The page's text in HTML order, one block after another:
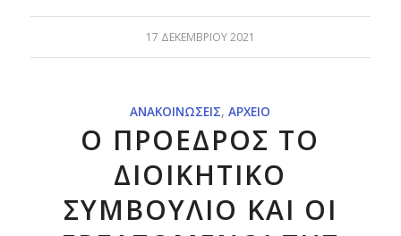
17 ΔΕΚΕΜΒΡΊΟΥ 2021
ΑΝΑΚΟΙΝΏΣΕΙΣ,ΑΡΧΕΊΟ
Ο ΠΡΟΕΔΡΟΣ ΤΟ
ΔΙΟΙΚΗΤΙΚΟ
ΣΥΜΒΟΥΛΙΟ ΚΑΙ ΟΙ